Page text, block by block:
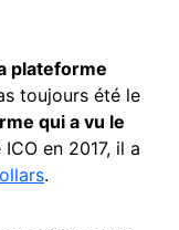
plateforme
toujours été le
qui a vu le
ICO en 2017, il a
.